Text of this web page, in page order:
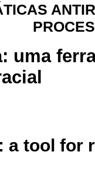
uma
a tool for